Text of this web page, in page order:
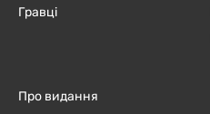
Гравці
Про видання